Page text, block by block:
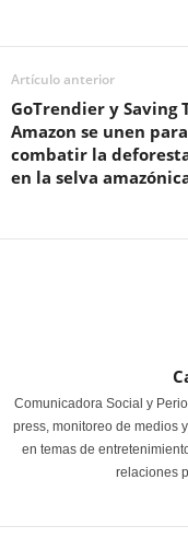
Artículo anterior
GoTrendier y Saving
Amazon se unen para
combatir la
en la selva
Comunicadora Social y
press, monitoreo de medios
en temas de
relaciones